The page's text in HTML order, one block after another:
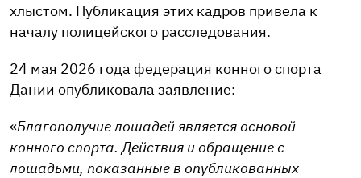
хлыстом. Публикация этих кадров привела к
началу полицейского расследования.
24 мая 2026 года федерация конного спорта
Дании опубликовала заявление:
«Благополучие лошадей является основой
конного спорта. Действия и обращение с
лошадьми, показанные в опубликованных